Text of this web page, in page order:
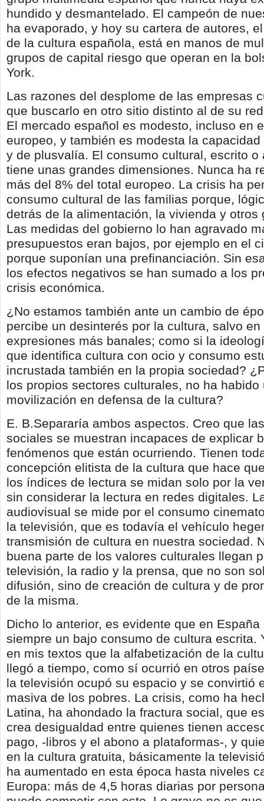
hundido y desmantelado. El campeón de
ha evaporado, y hoy su cartera de autores,
de la cultura española, está en manos de
grupos de capital riesgo que operan en la
York.
Las razones del desplome de las empresas
que buscarlo en otro sitio distinto al de su
El mercado español es modesto, incluso en
europeo, y también es modesta la
y de plusvalía. El consumo cultural, escrito o
tiene unas grandes dimensiones. Nunca ha
más del 8% del total europeo. La crisis ha
consumo cultural de las familias porque,
detrás de la alimentación, la vivienda y otros
Las medidas del gobierno lo han agravado
presupuestos eran bajos, por ejemplo en el
porque suponían una prefinanciación. Sin
los efectos negativos se han sumado a los
crisis económica.
¿No estamos también ante un cambio de
percibe un desinterés por la cultura, salvo en
expresiones más banales; como si la
que identifica cultura con ocio y consumo
incrustada también en la propia sociedad?
los propios sectores culturales, no ha habido
movilización en defensa de la cultura?
E. B.Separaría ambos aspectos. Creo que
sociales se muestran incapaces de explicar
fenómenos que están ocurriendo. Tienen
concepción elitista de la cultura que hace
los índices de lectura se midan solo por la
sin considerar la lectura en redes digitales.
audiovisual se mide por el consumo
la televisión, que es todavía el vehículo
transmisión de cultura en nuestra sociedad.
buena parte de los valores culturales llegan
televisión, la radio y la prensa, que no son
difusión, sino de creación de cultura y de
de la misma.
Dicho lo anterior, es evidente que en
siempre un bajo consumo de cultura escrita.
en mis textos que la alfabetización de la
llegó a tiempo, como sí ocurrió en otros
la televisión ocupó su espacio y se convirtió
masiva de los pobres. La crisis, como ha
Latina, ha ahondado la fractura social, que
crea desigualdad entre quienes tienen
pago, -libros y el abono a plataformas-, y
en la cultura gratuita, básicamente la
ha aumentado en esta época hasta niveles
Europa: más de 4,5 horas diarias por